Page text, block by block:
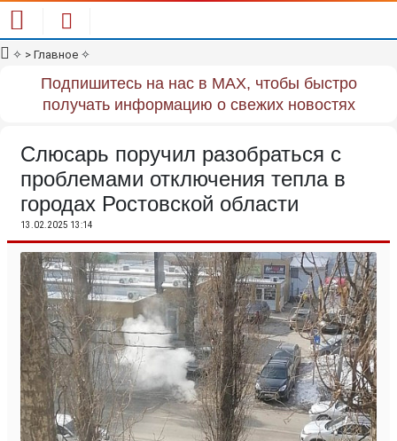
✧ > Главное ✧
Подпишитесь на нас в MAX, чтобы быстро
получать информацию о свежих новостях
Слюсарь поручил разобраться с
проблемами отключения тепла в
городах Ростовской области
13.02.2025 13:14